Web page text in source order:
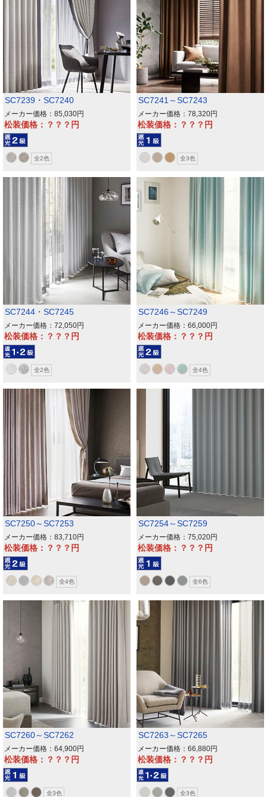
SC7239・SC7240
メーカー価格：85,030
松装価格：？？？
全2色
SC7241～SC7243
メーカー価格：78,320
松装価格：？？？
全3色
SC7244・SC7245
メーカー価格：72,050
松装価格：？？？
全2色
SC7246～SC7249
メーカー価格：66,000
松装価格：？？？
全4色
SC7250～SC7253
メーカー価格：83,710
松装価格：？？？
全4色
SC7254～SC7259
メーカー価格：75,020
松装価格：？？？
全6色
SC7260～SC7262
メーカー価格：64,900
松装価格：？？？
全3色
SC7263～SC7265
メーカー価格：66,880
松装価格：？？？
全3色